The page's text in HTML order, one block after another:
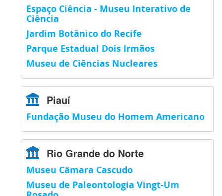
Espaço Ciência - Museu Interativo de
Ciência
Jardim Botânico do Recife
Parque Estadual Dois Irmãos
Museu de Ciências Nucleares
Piauí
Fundação Museu do Homem Americano
Rio Grande do Norte
Museu Câmara Cascudo
Museu de Paleontologia Vingt-Um